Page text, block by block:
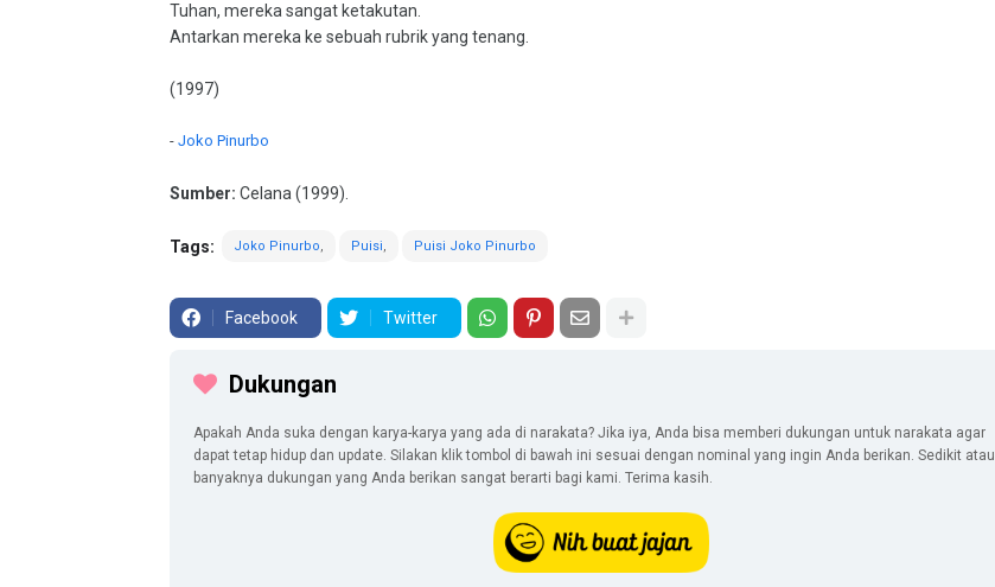
Tuhan, mereka sangat ketakutan.
Antarkan mereka ke sebuah rubrik yang tenang.
(1997)
- Joko Pinurbo
Sumber: Celana (1999).
Tags: Joko Pinurbo Puisi Puisi Joko Pinurbo
Facebook Twitter
Dukungan
Apakah Anda suka dengan karya-karya yang ada di narakata? Jika iya, Anda bisa memberi dukungan untuk narakata agar
dapat tetap hidup dan update. Silakan klik tombol di bawah ini sesuai dengan nominal yang ingin Anda berikan. Sedikit atau
banyaknya dukungan yang Anda berikan sangat berarti bagi kami. Terima kasih.